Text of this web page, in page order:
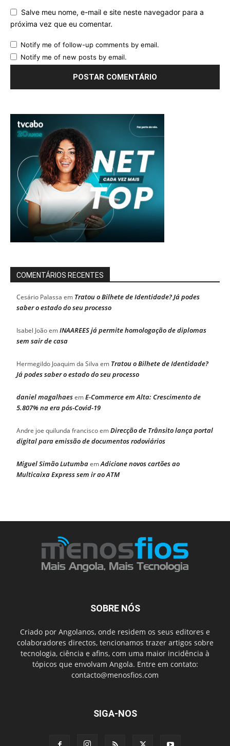
Salve meu nome, e-mail e site neste navegador para a
próxima vez que eu comentar.
Notify me of follow-up comments by email.
Notify me of new posts by email.
COMENTÁRIOS RECENTES
Cesário Palassa em Tratou o Bilhete de Identidade? Já podes
saber o estado do seu processo
Isabel JoãoemINAAREES já permite homologação de diplomas
sem sair de casa
Hermegildo Joaquim da Silva em Tratou o Bilhete de Identidade?
Já podes saber o estado do seu processo
daniel magalhaesemE-Commerce em Alta: Crescimento de
5.807% na era pós-Covid-19
Andre joe quilunda franciscoemDirecção de Trânsito lança portal
digital para emissão de documentos rodoviários
Miguel Simão LutumbaemAdicione novos cartões ao
Multicaixa Express sem ir ao ATM
SOBRE NÓS
Criado por Angolanos, onde residem os seus editores e
colaboradores directos, tencionamos trazer artigos sobre
tecnologia, ciência e afins, com uma maior incidência à
tópicos que envolvam Angola. Entre em contato:
contacto@menosfios.com
SIGA-NOS